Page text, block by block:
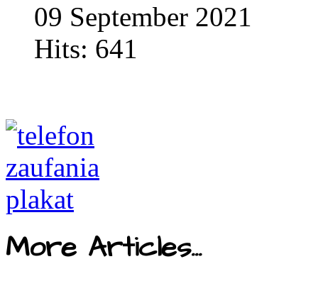
09 September 2021
Hits: 641
More Articles...